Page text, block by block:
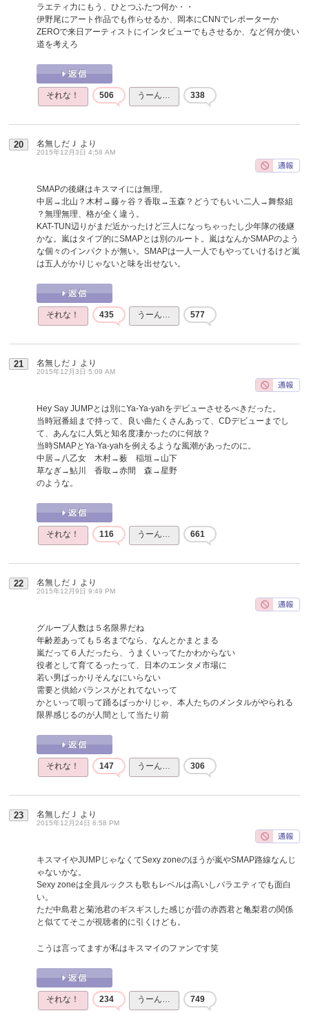
ラエティ力にもう、ひとつふたつ何か・・
伊野尾にアート作品でも作らせるか、岡本にCNNでレポーターか
ZEROで来日アーティストにインタビューでもさせるか、など何か使い
道を考えろ
それな！ 506 うーん… 338
20 名無しだＪ より
2015年12月3日 4:58 AM
SMAPの後継はキスマイには無理。
中居→北山？木村→藤ヶ谷？香取→玉森？どうでもいい二人→舞祭組
？無理無理、格が全く違う。
KAT-TUN辺りがまだ近かったけど三人になっちゃったし少年隊の後継
かな。嵐はタイプ的にSMAPとは別のルート。嵐はなんかSMAPのよう
な個々のインパクトが無い。SMAPは一人一人でもやっていけるけど嵐
は五人がかりじゃないと味を出せない。
それな！ 435 うーん… 577
21 名無しだＪ より
2015年12月3日 5:09 AM
Hey Say JUMPとは別にYa-Ya-yahをデビューさせるべきだった。
当時冠番組まで持って、良い曲たくさんあって、CDデビューまでし
て、あんなに人気と知名度凄かったのに何故？
当時SMAPとYa-Ya-yahを例えるような風潮があったのに。
中居→八乙女 木村→薮 稲垣→山下
草なぎ→鮎川 香取→赤間 森→星野
のような。
それな！ 116 うーん… 661
22 名無しだＪ より
2015年12月9日 9:49 PM
グループ人数は５名限界だね
年齢差あっても５名までなら、なんとかまとまる
嵐だって６人だったら、うまくいってたかわからない
役者として育てるったって、日本のエンタメ市場に
若い男ばっかりそんなにいらない
需要と供給バランスがとれてないって
かといって唄って踊るばっかりじゃ、本人たちのメンタルがやられる
限界感じるのが人間として当たり前
それな！ 147 うーん… 306
23 名無しだＪ より
2015年12月24日 6:58 PM
キスマイやJUMPじゃなくてSexy zoneのほうが嵐やSMAP路線なんじ
ゃないかな。
Sexy zoneは全員ルックスも歌もレベルは高いしバラエティでも面白
い。
ただ中島君と菊池君のギスギスした感じが昔の赤西君と亀梨君の関係
と似ててそこが視聴者的に引くけども。
こうは言ってますが私はキスマイのファンです笑
それな！ 234 うーん… 749